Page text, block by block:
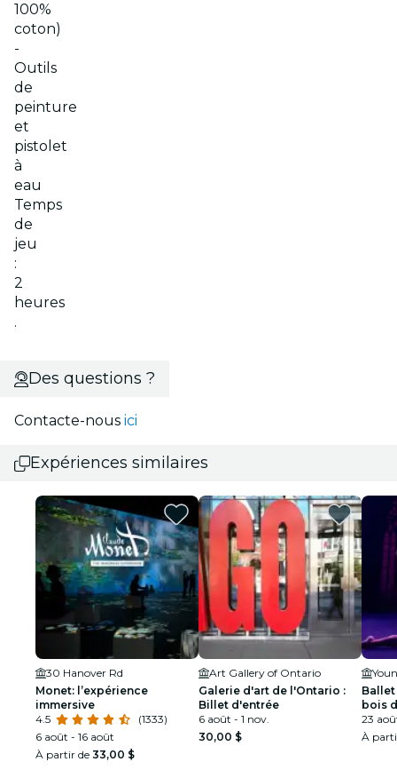
100%
coton)
-
Outils
de
peinture
et
pistolet
à
eau
Temps
de
jeu
:
2
heures
.
Des questions ?
Contacte-nous ici
Expériences similaires
30 Hanover Rd
Monet: l’expérience
immersive
4.5
(1333)
6 août - 16 août
À partir de 33,00 $
Art Gallery of Ontario
Galerie d'art de l'Ontario :
Billet d'entrée
6 août - 1 nov.
30,00 $
Ballet
bois
23
À